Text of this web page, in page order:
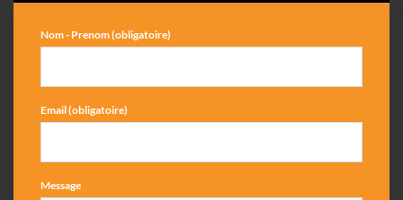
Nom - Prenom (obligatoire)
Email (obligatoire)
Message